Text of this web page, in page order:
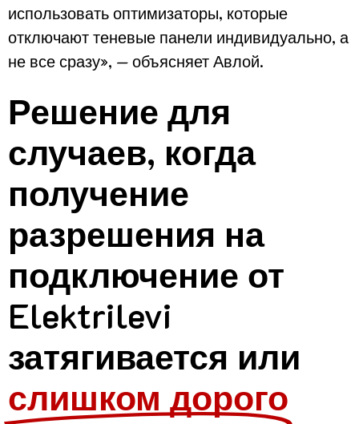
использовать оптимизаторы, которые
отключают теневые панели индивидуально, а
не все сразу», — объясняет Авлой.
Решение для
случаев, когда
получение
разрешения на
подключение от
Elektrilevi
затягивается или
слишком дорого